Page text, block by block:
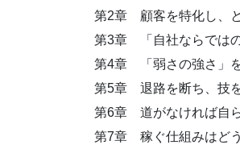
第2章 顧客を特化し、
第3章 「自社ならでは
第4章 「弱さの強さ」
第5章 退路を断ち、技
第6章 道がなければ自
第7章 稼ぐ仕組みはど